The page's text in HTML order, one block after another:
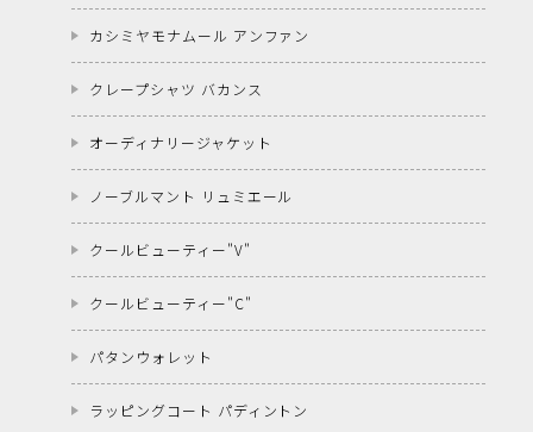
カシミヤモナムール アンファン
クレープシャツ バカンス
オーディナリージャケット
ノーブルマント リュミエール
クールビューティー"V"
クールビューティー"C"
パタンウォレット
ラッピングコート パディントン